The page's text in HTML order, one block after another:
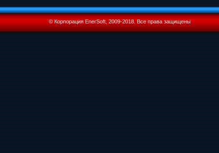
© Корпорация EnerSoft, 2009-2018. Все права защищены